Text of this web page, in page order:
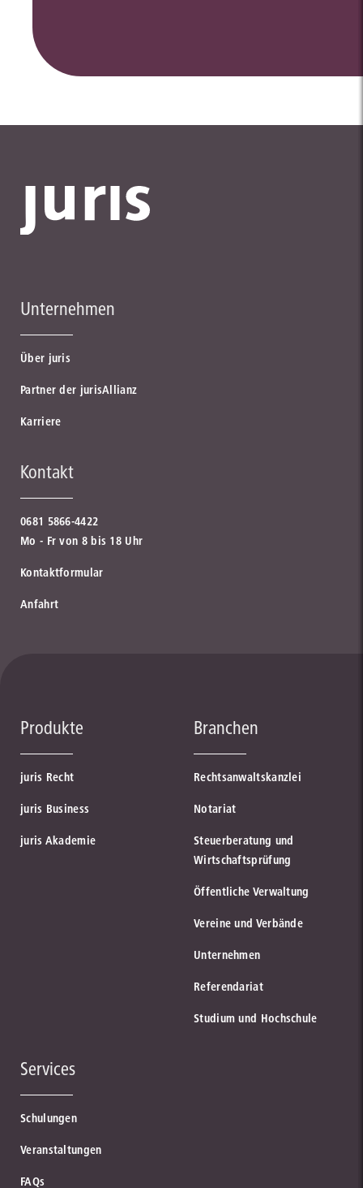
Unternehmen
Über juris
Partner der jurisAllianz
Karriere
Kontakt
0681 5866-4422
Mo - Fr von 8 bis 18 Uhr
Kontaktformular
Anfahrt
Produkte
juris Recht
juris Business
juris Akademie
Branchen
Rechtsanwaltskanzlei
Notariat
Steuerberatung und
Wirtschaftsprüfung
Öffentliche Verwaltung
Vereine und Verbände
Unternehmen
Referendariat
Studium und Hochschule
Services
Schulungen
Veranstaltungen
FAQs